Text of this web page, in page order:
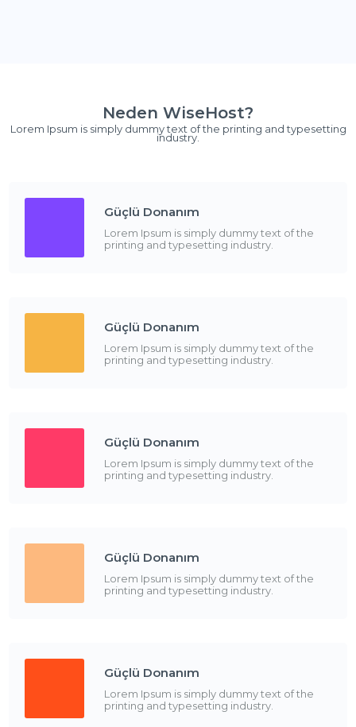
Neden WiseHost?
Lorem Ipsum is simply dummy text of the printing and typesetting
industry.
Güçlü Donanım
Lorem Ipsum is simply dummy text of the
printing and typesetting industry.
Güçlü Donanım
Lorem Ipsum is simply dummy text of the
printing and typesetting industry.
Güçlü Donanım
Lorem Ipsum is simply dummy text of the
printing and typesetting industry.
Güçlü Donanım
Lorem Ipsum is simply dummy text of the
printing and typesetting industry.
Güçlü Donanım
Lorem Ipsum is simply dummy text of the
printing and typesetting industry.